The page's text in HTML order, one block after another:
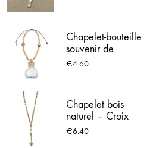
Stations
Chapelet-bouteille
souvenir de
Lourdes – mini
€4.60
Chapelet bois
naturel – Croix
Lourdes
€6.40